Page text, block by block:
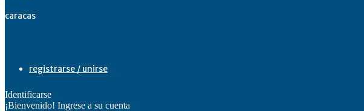
caracas
registrarse / unirse
Identificarse
¡Bienvenido! Ingrese a su cuenta